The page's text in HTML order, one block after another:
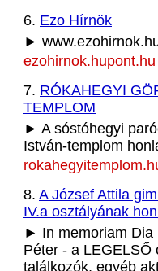
6. Ezo Hírnök
►
ezohirnok.hupont.hu
7. RÓKAHEGYI
TEMPLOM
► A sóstóhegyi
István-templom
8. A József Attila
IV.a osztályának
► In memoriam Dia
Péter - a LEGELSŐ
találkozók, egyéb